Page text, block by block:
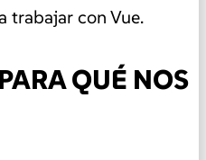
trabajar con Vue.
QUÉ NOS